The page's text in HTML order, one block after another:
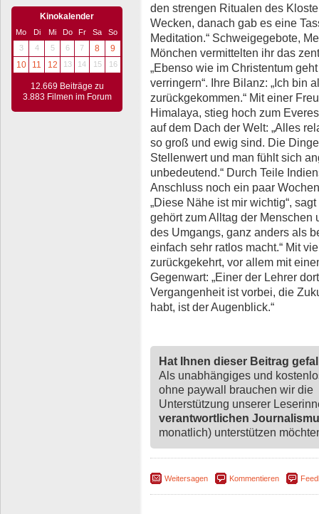
Kinokalender
Mo Di Mi Do Fr Sa
So
3
4 5 6 7 8
9
10
11 12 13 14 15 16
12.669 Beiträge zu
3.883 Filmen im Forum
den strengen Ritualen des
Wecken, danach gab es eine
Meditation.“ Schweigegebote,
Mönchen vermittelten ihr das
„Ebenso wie im Christentum
verringern“. Ihre Bilanz: „Ich bin
zurückgekommen.“ Mit einer
Himalaya, stieg hoch zum
auf dem Dach der Welt: „Alles
so groß und ewig sind. Die
Stellenwert und man fühlt sich
unbedeutend.“ Durch Teile
Anschluss noch ein paar
„Diese Nähe ist mir wichtig“,
gehört zum Alltag der
des Umgangs, ganz anders als
einfach sehr ratlos macht.“ Mit
zurückgekehrt, vor allem mit
Gegenwart: „Einer der Lehrer
Vergangenheit ist vorbei, die
habt, ist der Augenblick.“
Hat Ihnen dieser Beitrag
Als unabhängiges und
ohne paywall brauchen wir die
Unterstützung unserer
verantwortlichen
monatlich) unterstützen
Weitersagen Kommentieren